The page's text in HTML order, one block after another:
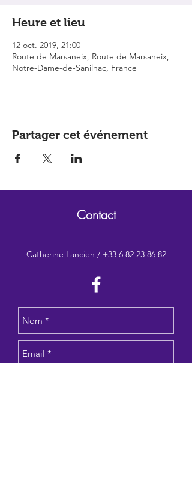
Heure et lieu
12 oct. 2019, 21:00
Route de Marsaneix, Route de Marsaneix,
Notre-Dame-de-Sanilhac, France
Partager cet événement
Contact
Catherine Lancien / +33 6 82 23 86 82